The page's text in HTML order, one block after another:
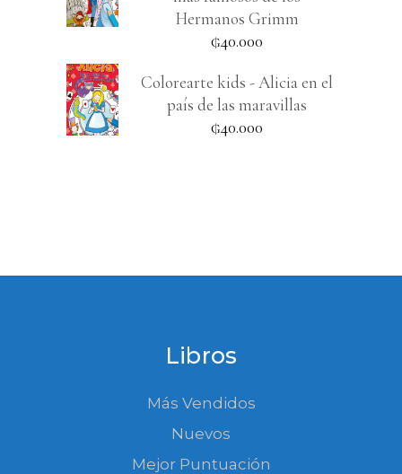
Hermanos Grimm
₲40.000
Colorearte kids - Alicia en el
país de las maravillas
₲40.000
Libros
Más Vendidos
Nuevos
Mejor Puntuación